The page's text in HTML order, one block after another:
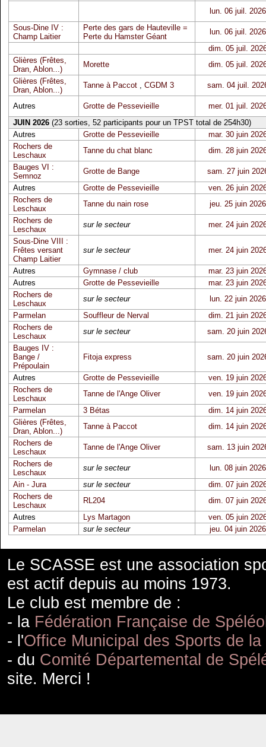
lun. 06 juil. 2026
Sous-Dine IV :
Champ Laitier
Perte des gars de Hauteville =
Perte du Hamster Géant
lun. 06 juil. 2026
dim. 05 juil.
Glières (Frêtes,
Dran, Ablon...)
Morette
dim. 05 juil.
Glières (Frêtes,
Dran, Ablon...)
Tanne à Paccot, CGDM 3 sam. 04 juil.
Autres Grotte de Pessevieille
mer. 01 juil.
JUIN 2026(23 sorties, 52 participants pour un TPST total de 254h30)
Autres
Grotte de Pessevieille
mar. 30 juin
Rochers de
Leschaux
Tanne du chat blanc
dim. 28 juin
Bauges VI :
Semnoz
Grotte de Bange
sam. 27 juin
Autres
Grotte de Pessevieille
ven. 26 juin
Rochers de
Leschaux
Tanne du nain rose
jeu. 25 juin 2026
Rochers de
Leschaux
sur le secteur
mer. 24 juin
Sous-Dine VIII :
Frêtes versant
Champ Laitier
sur le secteur mer. 24 juin
Autres Gymnase / club
mar. 23 juin
Autres
Grotte de Pessevieille
mar. 23 juin
Rochers de
Leschaux
sur le secteur
lun. 22 juin 2026
Parmelan
Souffleur de Nerval
dim. 21 juin
Rochers de
Leschaux
sur le secteur
sam. 20 juin
Bauges IV :
Bange /
Prépoulain
Fitoja express sam. 20 juin
Autres Grotte de Pessevieille
ven. 19 juin
Rochers de
Leschaux
Tanne de l'Ange Oliver
ven. 19 juin
Parmelan
3 Bétas
dim. 14 juin
Glières (Frêtes,
Dran, Ablon...)
Tanne à Paccot
dim. 14 juin
Rochers de
Leschaux
Tanne de l'Ange Oliver
sam. 13 juin
Rochers de
Leschaux
sur le secteur
lun. 08 juin 2026
Ain - Jura
sur le secteur
dim. 07 juin
Rochers de
Leschaux
RL204
dim. 07 juin
Autres
Lys Martagon
ven. 05 juin
Parmelan
sur le secteur jeu. 04 juin 2026
Le SCASSE est une association
est actif depuis au moins 1973.
Le club est membre de :
- la Fédération Française de
- l'Office Municipal des Sports de
- du Comité Départemental de
site. Merci !